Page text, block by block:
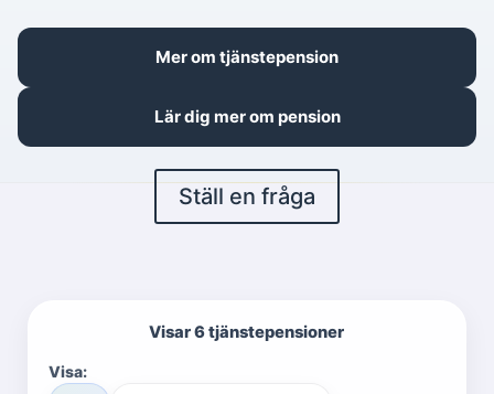
Mer om tjänstepension
Lär dig mer om pension
Ställ en fråga
Visar 6 tjänstepensioner
Visa: